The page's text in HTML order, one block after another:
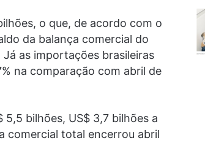
o que, de acordo com o
da balança comercial do
as importações brasileiras
na comparação com abril de
bilhões, US$ 3,7 bilhões a
comercial total encerrou abril